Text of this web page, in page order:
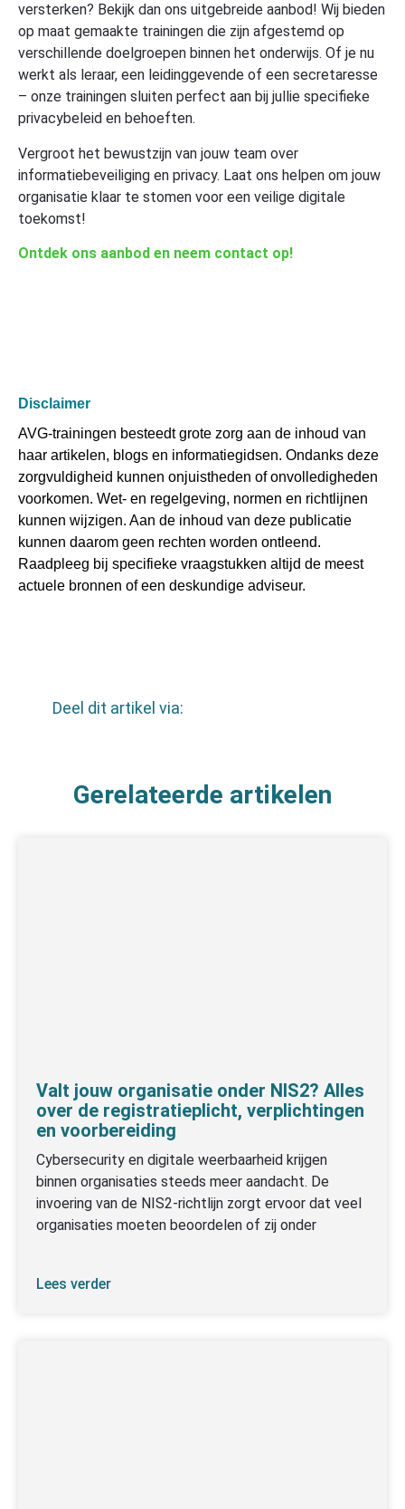
versterken? Bekijk dan ons uitgebreide aanbod! Wij bieden
op maat gemaakte trainingen die zijn afgestemd op
verschillende doelgroepen binnen het onderwijs. Of je nu
werkt als leraar, een leidinggevende of een secretaresse
– onze trainingen sluiten perfect aan bij jullie specifieke
privacybeleid en behoeften.
Vergroot het bewustzijn van jouw team over
informatiebeveiliging en privacy. Laat ons helpen om jouw
organisatie klaar te stomen voor een veilige digitale
toekomst!
Ontdek ons aanbod en neem contact op!
Disclaimer
AVG-trainingen besteedt grote zorg aan de inhoud van
haar artikelen, blogs en informatiegidsen. Ondanks deze
zorgvuldigheid kunnen onjuistheden of onvolledigheden
voorkomen. Wet- en regelgeving, normen en richtlijnen
kunnen wijzigen. Aan de inhoud van deze publicatie
kunnen daarom geen rechten worden ontleend.
Raadpleeg bij specifieke vraagstukken altijd de meest
actuele bronnen of een deskundige adviseur.
Deel dit artikel via:
Gerelateerde artikelen
Valt jouw organisatie onder NIS2? Alles
over de registratieplicht, verplichtingen
en voorbereiding
Cybersecurity en digitale weerbaarheid krijgen
binnen organisaties steeds meer aandacht. De
invoering van de NIS2-richtlijn zorgt ervoor dat veel
organisaties moeten beoordelen of zij onder
Lees verder